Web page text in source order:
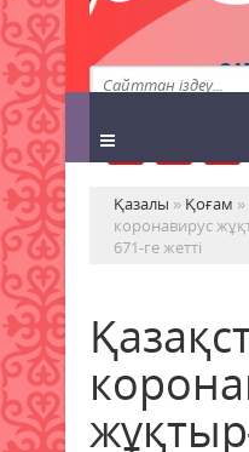
Қазалы » Қоғам
коронавирус
671-ге жетті